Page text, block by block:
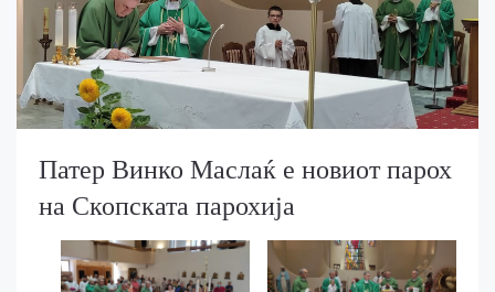
Патер Винко Маслаќ е новиот парох
на Скопската парохија